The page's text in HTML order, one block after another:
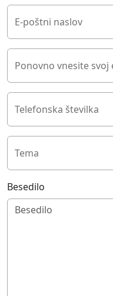
E-poštni naslov
Ponovno vnesite
Telefonska številka
Tema
Besedilo